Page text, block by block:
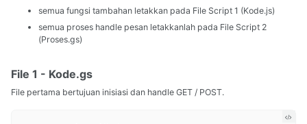
semua fungsi tambahan letakkan pada File Script 1 (Kode.js)
semua proses handle pesan letakkanlah pada File Script 2
(Proses.gs)
File 1 - Kode.gs
File pertama bertujuan inisiasi dan handle GET / POST.